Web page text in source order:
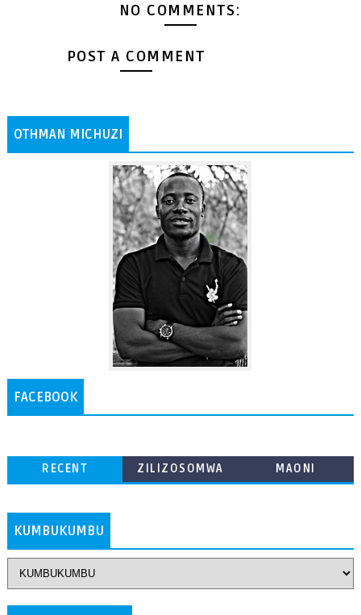
NO COMMENTS:
POST A COMMENT
OTHMAN MICHUZI
FACEBOOK
RECENT
ZILIZOSOMWA
MAONI
KUMBUKUMBU